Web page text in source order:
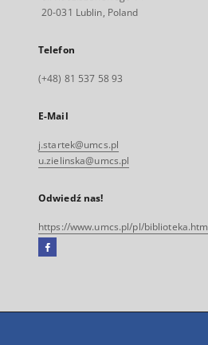
20-031 Lublin, Poland
Telefon
(+48) 81 537 58 93
E-Mail
j.startek@umcs.pl
u.zielinska@umcs.pl
Odwiedź nas!
https://www.umcs.pl/pl/biblioteka.htm
Facebook
się